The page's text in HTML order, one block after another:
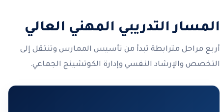
المسار التدريبي المهني العالي
أربع مراحل مترابطة تبدأ من تأسيس الممارس وتنتقل إلى
التخصص والإرشاد النفسي وإدارة الكوتشينج الجماعي.